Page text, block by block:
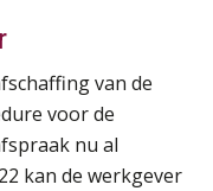
van de
voor de
nu al
kan de werkgever
Online cursus Disfunctionerende werknemer: wat nu?